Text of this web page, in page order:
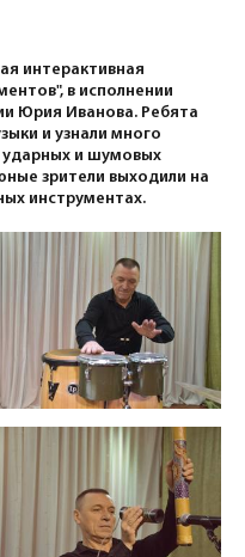
интерактивная
в исполнении
Юрия Иванова. Ребята
и узнали много
ударных и шумовых
зрители выходили на
инструментах.